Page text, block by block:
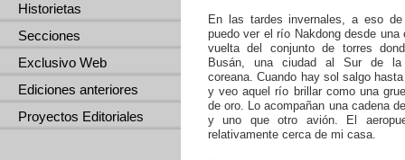
Historietas
Secciones
Exclusivo Web
Ediciones anteriores
Proyectos Editoriales
En las tardes invernales, a eso
puedo ver el río Nakdong desde una
vuelta del conjunto de torres
Busán, una ciudad al Sur de la
coreana. Cuando hay sol salgo
y veo aquel río brillar como una
de oro. Lo acompañan una cadena
y uno que otro avión. El
relativamente cerca de mi casa.